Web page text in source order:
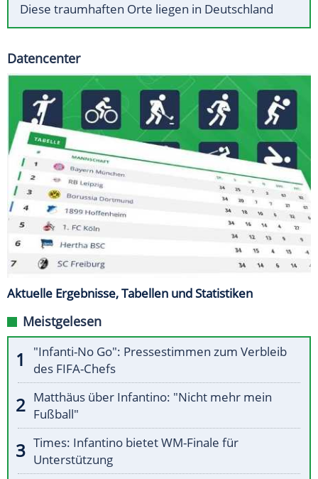
Diese traumhaften Orte liegen in Deutschland
Datencenter
Aktuelle Ergebnisse, Tabellen und Statistiken
Meistgelesen
"Infanti-No Go": Pressestimmen zum Verbleib
des FIFA-Chefs
Matthäus über Infantino: "Nicht mehr mein
Fußball"
Times: Infantino bietet WM-Finale für
Unterstützung